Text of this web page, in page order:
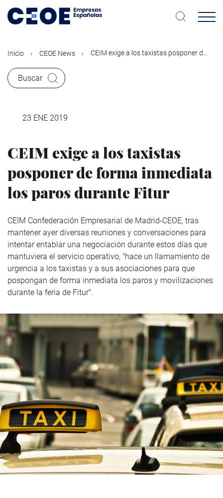
contenido
Inicio CEOE News CEIM exige a los taxistas posponer d...
Buscar
23 ENE 2019
CEIM exige a los taxistas
posponer de forma inmediata
los paros durante Fitur
CEIM Confederación Empresarial de Madrid-CEOE, tras
mantener ayer diversas reuniones y conversaciones para
intentar entablar una negociación durante estos días que
mantuviera el servicio operativo, "hace un llamamiento de
urgencia a los taxistas y a sus asociaciones para que
pospongan de forma inmediata los paros y movilizaciones
durante la feria de Fitur".